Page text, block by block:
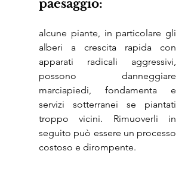
paesaggio:
alcune piante, in particolare gli
alberi a crescita rapida con
apparati radicali aggressivi,
possono danneggiare
marciapiedi, fondamenta e
servizi sotterranei se piantati
troppo vicini. Rimuoverli in
seguito può essere un processo
costoso e dirompente.